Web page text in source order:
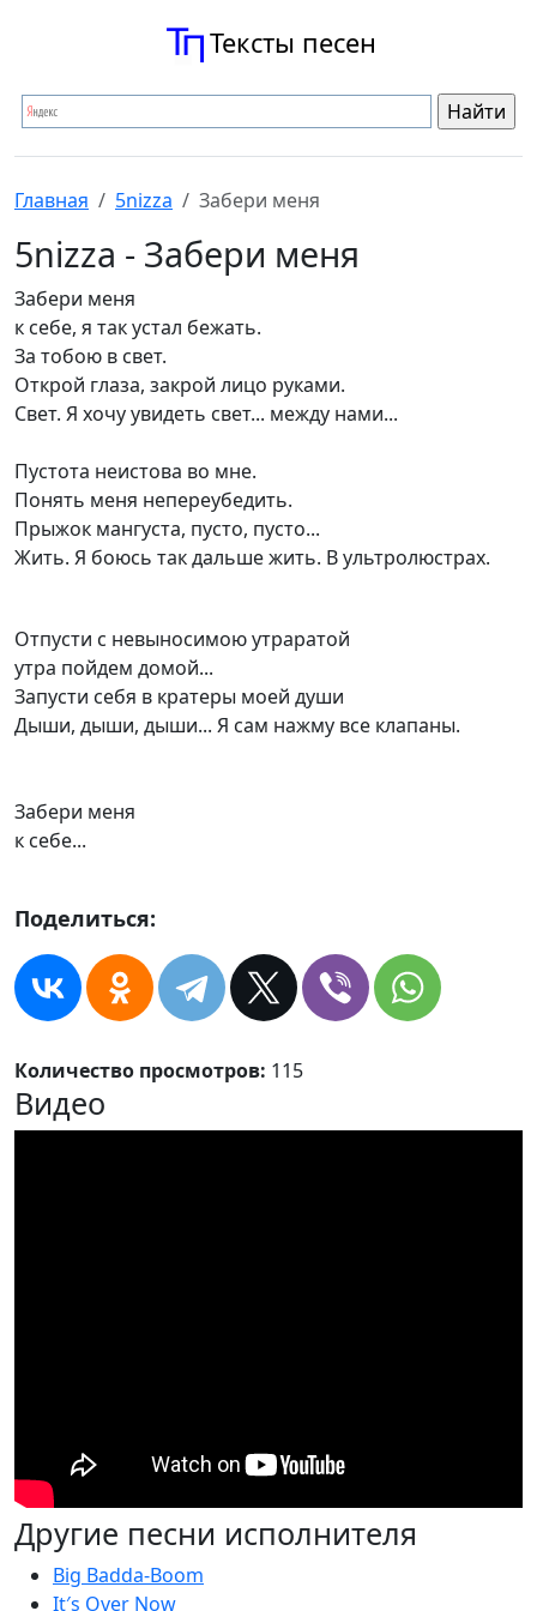
Тексты песен
Главная 5nizza Забери меня
5nizza - Забери меня
Забери меня
к себе, я так устал бежать.
За тобою в свет.
Открой глаза, закрой лицо руками.
Свет. Я хочу увидеть свет... между нами...
Пустота неистова во мне.
Понять меня непереубедить.
Прыжок мангуста, пусто, пусто...
Жить. Я боюсь так дальше жить. В ультролюстрах.
Отпусти с невыносимою утраратой
утра пойдем домой...
Запусти себя в кратеры моей души
Дыши, дыши, дыши... Я сам нажму все клапаны.
Забери меня
к себе...
Поделиться:
Количество просмотров: 115
Видео
Другие песни исполнителя
Big Badda-Boom
It′s Over Now